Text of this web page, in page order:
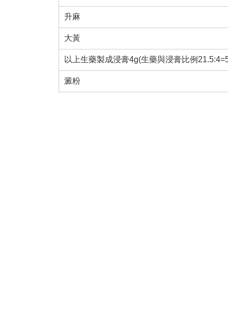
升麻
大黃
以上生藥製成浸膏4g(生藥與浸膏比例
澱粉